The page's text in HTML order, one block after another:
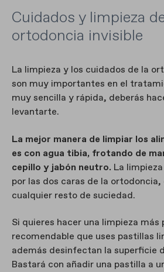
Cuidados y limpieza
ortodoncia invisible
La limpieza y los cuidados de la
son muy importantes en el
muy sencilla y rápida, deberás
levantarte.
La mejor manera de limpiar los
es con agua tibia, frotando de
cepillo y jabón neutro. La
por las dos caras de la
cualquier resto de suciedad.
Si quieres hacer una limpieza más
recomendable que uses pastillas
además desinfectan la superficie
Bastará con añadir una pastilla a